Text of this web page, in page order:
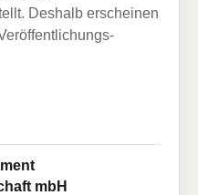
Deshalb erscheinen
mbH